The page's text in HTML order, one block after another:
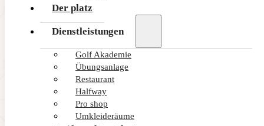
Der platz
Dienstleistungen
Golf Akademie
Übungsanlage
Restaurant
Halfway
Pro shop
Umkleideräume